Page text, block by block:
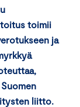
toimii
ja
liitto.